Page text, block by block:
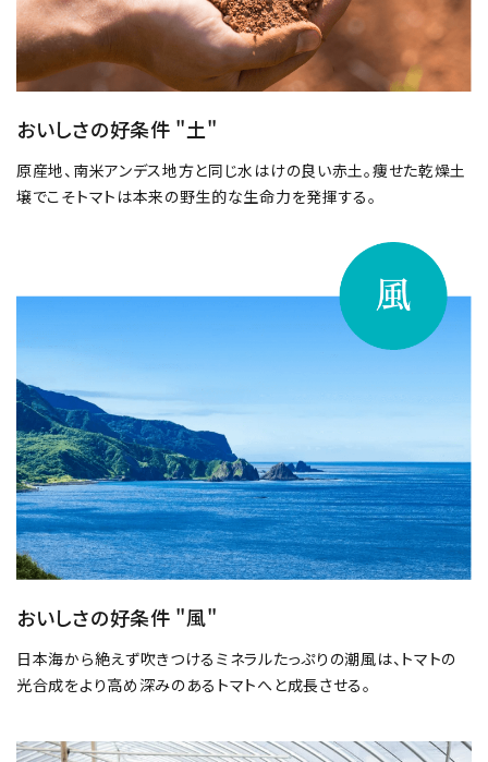
おいしさの好条件 "土"
原産地、南⽶アンデス地⽅と同じ⽔はけの良い⾚⼟。痩せた乾燥⼟
壌でこそトマトは本来の野⽣的な生命力を発揮する。
おいしさの好条件 "風"
⽇本海から絶えず吹きつけるミネラルたっぷりの潮⾵は、トマトの
光合成をより⾼め深みのあるトマトへと成長させる。